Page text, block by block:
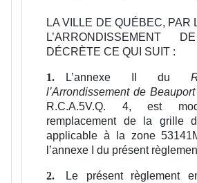
LA VILLE DE QUÉBEC, PAR
L’ARRONDISSEMENT
DÉCRÈTE CE QUI SUIT :
1. L’annexe II du
l’Arrondissement de
R.C.A.5V.Q. 4, est
remplacement de la grille
applicable à la zone
l’annexe I du présent
2.
Le présent règlement